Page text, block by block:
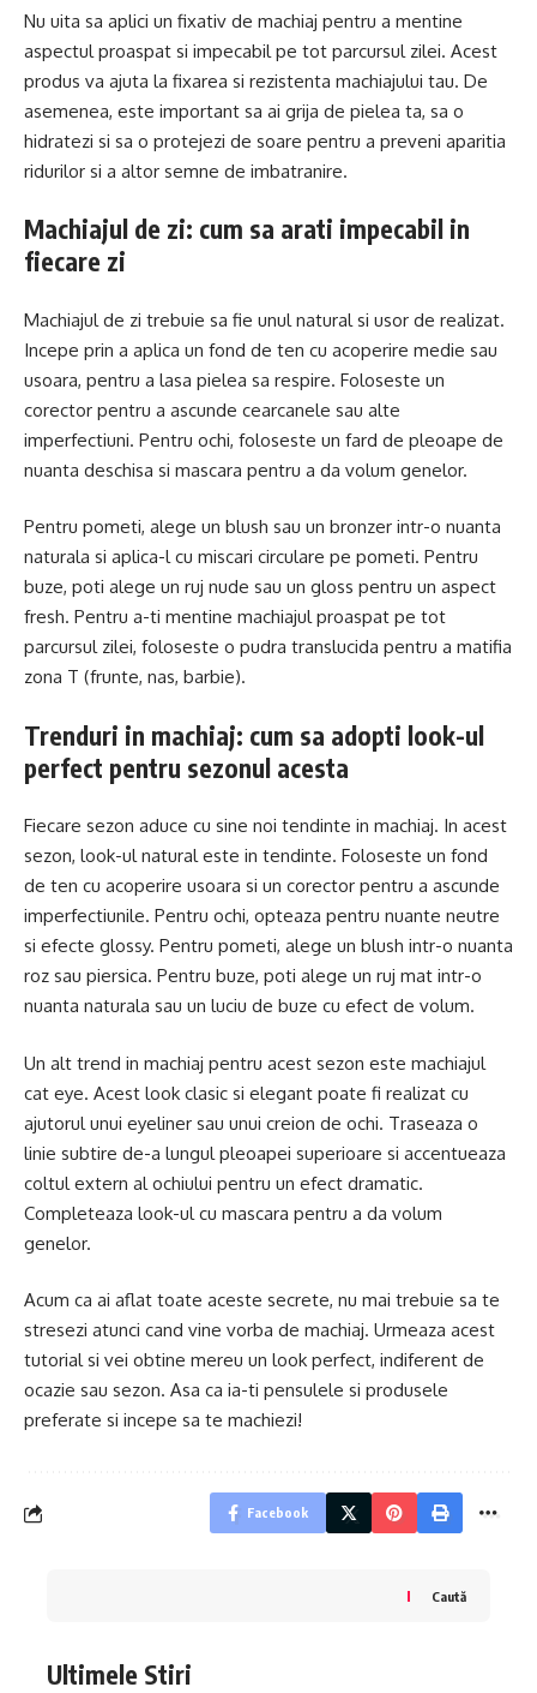
Nu uita sa aplici un fixativ de machiaj pentru a mentine
aspectul proaspat si impecabil pe tot parcursul zilei. Acest
produs va ajuta la fixarea si rezistenta machiajului tau. De
asemenea, este important sa ai grija de pielea ta, sa o
hidratezi si sa o protejezi de soare pentru a preveni aparitia
ridurilor si a altor semne de imbatranire.
Machiajul de zi: cum sa arati impecabil in
fiecare zi
Machiajul de zi trebuie sa fie unul natural si usor de realizat.
Incepe prin a aplica un fond de ten cu acoperire medie sau
usoara, pentru a lasa pielea sa respire. Foloseste un
corector pentru a ascunde cearcanele sau alte
imperfectiuni. Pentru ochi, foloseste un fard de pleoape de
nuanta deschisa si mascara pentru a da volum genelor.
Pentru pometi, alege un blush sau un bronzer intr-o nuanta
naturala si aplica-l cu miscari circulare pe pometi. Pentru
buze, poti alege un ruj nude sau un gloss pentru un aspect
fresh. Pentru a-ti mentine machiajul proaspat pe tot
parcursul zilei, foloseste o pudra translucida pentru a matifia
zona T (frunte, nas, barbie).
Trenduri in machiaj: cum sa adopti look-ul
perfect pentru sezonul acesta
Fiecare sezon aduce cu sine noi tendinte in machiaj. In acest
sezon, look-ul natural este in tendinte. Foloseste un fond
de ten cu acoperire usoara si un corector pentru a ascunde
imperfectiunile. Pentru ochi, opteaza pentru nuante neutre
si efecte glossy. Pentru pometi, alege un blush intr-o nuanta
roz sau piersica. Pentru buze, poti alege un ruj mat intr-o
nuanta naturala sau un luciu de buze cu efect de volum.
Un alt trend in machiaj pentru acest sezon este machiajul
cat eye. Acest look clasic si elegant poate fi realizat cu
ajutorul unui eyeliner sau unui creion de ochi. Traseaza o
linie subtire de-a lungul pleoapei superioare si accentueaza
coltul extern al ochiului pentru un efect dramatic.
Completeaza look-ul cu mascara pentru a da volum
genelor.
Acum ca ai aflat toate aceste secrete, nu mai trebuie sa te
stresezi atunci cand vine vorba de machiaj. Urmeaza acest
tutorial si vei obtine mereu un look perfect, indiferent de
ocazie sau sezon. Asa ca ia-ti pensulele si produsele
preferate si incepe sa te machiezi!
Facebook
Caută
Ultimele Stiri